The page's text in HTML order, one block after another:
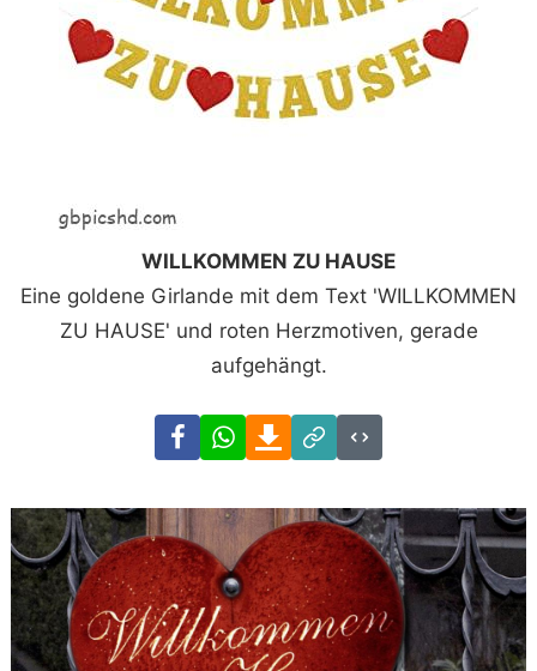
WILLKOMMEN ZU HAUSE
Eine goldene Girlande mit dem Text 'WILLKOMMEN
ZU HAUSE' und roten Herzmotiven, gerade
aufgehängt.
FacebookWhatsAppDownload
Link
Code